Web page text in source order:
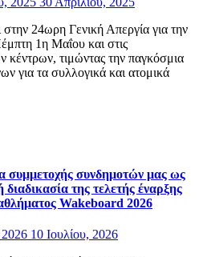
24ωρη Γενική Απεργία για την
1η Μαΐου και στις
κέντρων, τιμώντας την παγκόσμια
για τα συλλογικά και ατομικά
συμμετοχής συνδημοτών μας ως
της τελετής έναρξης
Wakeboard 2026
2026 10 Ιουλίου, 2026